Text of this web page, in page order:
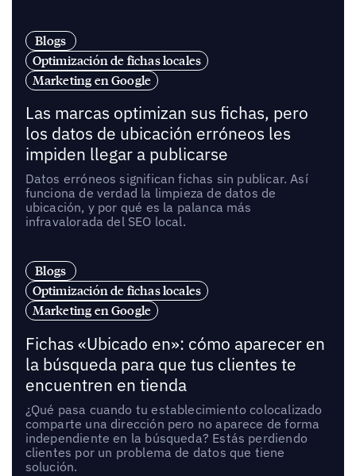
Blogs
Optimización de fichas locales
Marketing en Google
Las marcas optimizan sus fichas, pero
los datos de ubicación erróneos les
impiden llegar a publicarse
Datos erróneos significan fichas sin publicar. Así
funciona de verdad la limpieza de datos de
ubicación, y por qué es la palanca más
infravalorada del SEO local.
Blogs
Optimización de fichas locales
Marketing en Google
Fichas «Ubicado en»: cómo aparecer en
la búsqueda para que tus clientes te
encuentren en tienda
¿Qué pasa cuando tu establecimiento colocalizado
comparte una dirección pero no aparece de forma
independiente en la búsqueda? Estás perdiendo
clientes por un problema de datos que tiene
solución.